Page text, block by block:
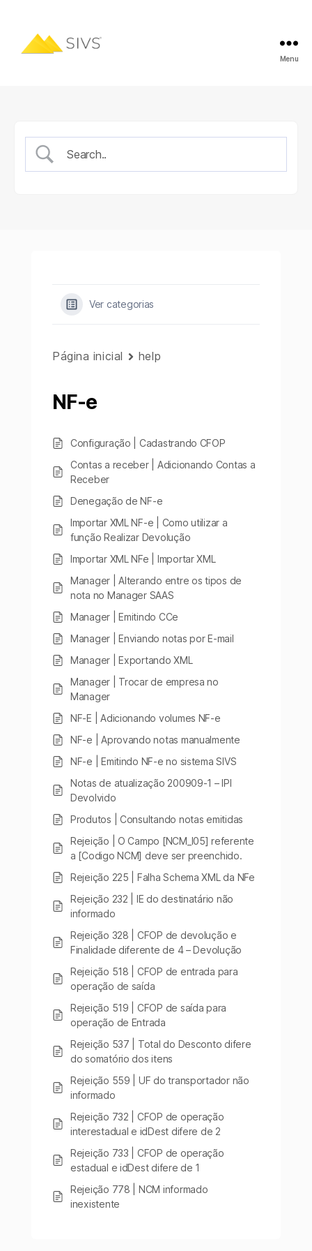
Menu
Ver categorias
Página inicial help
NF-e
Configuração | Cadastrando CFOP
Contas a receber | Adicionando Contas a
Receber
Denegação de NF-e
Importar XML NF-e | Como utilizar a
função Realizar Devolução
Importar XML NFe | Importar XML
Manager | Alterando entre os tipos de
nota no Manager SAAS
Manager | Emitindo CCe
Manager | Enviando notas por E-mail
Manager | Exportando XML
Manager | Trocar de empresa no
Manager
NF-E | Adicionando volumes NF-e
NF-e | Aprovando notas manualmente
NF-e | Emitindo NF-e no sistema SIVS
Notas de atualização 200909-1 – IPI
Devolvido
Produtos | Consultando notas emitidas
Rejeição | O Campo [NCM_I05] referente
a [Codigo NCM] deve ser preenchido.
Rejeição 225 | Falha Schema XML da NFe
Rejeição 232 | IE do destinatário não
informado
Rejeição 328 | CFOP de devolução e
Finalidade diferente de 4 – Devolução
Rejeição 518 | CFOP de entrada para
operação de saída
Rejeição 519 | CFOP de saída para
operação de Entrada
Rejeição 537 | Total do Desconto difere
do somatório dos itens
Rejeição 559 | UF do transportador não
informado
Rejeição 732 | CFOP de operação
interestadual e idDest difere de 2
Rejeição 733 | CFOP de operação
estadual e idDest difere de 1
Rejeição 778 | NCM informado
inexistente